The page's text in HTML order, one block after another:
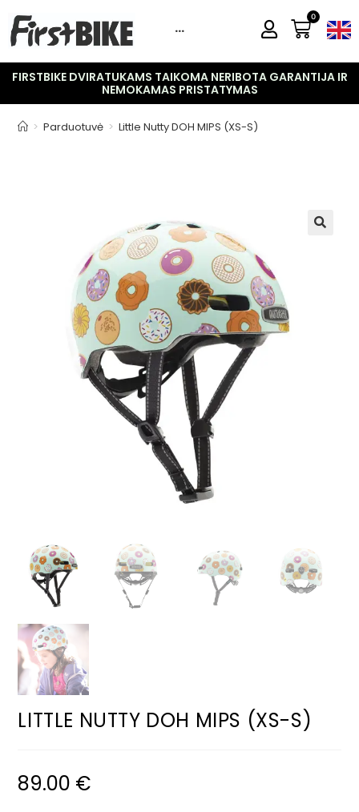
···
0
FIRSTBIKE DVIRATUKAMS TAIKOMA NERIBOTA GARANTIJA IR
NEMOKAMAS PRISTATYMAS
> Parduotuvė > Little Nutty DOH MIPS (XS-S)
LITTLE NUTTY DOH MIPS (XS-S)
89.00 €